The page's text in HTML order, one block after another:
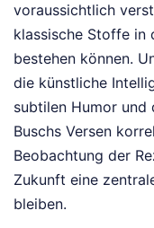
voraussichtlich
klassische Stoffe in
bestehen können.
die künstliche
subtilen Humor und
Buschs Versen
Beobachtung der
Zukunft eine
bleiben.